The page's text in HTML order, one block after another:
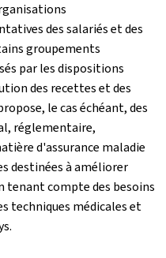
des salariés et des
groupements
par les dispositions
des recettes et des
le cas échéant, des
réglementaire,
d'assurance maladie
destinées à améliorer
tenant compte des besoins
techniques médicales et